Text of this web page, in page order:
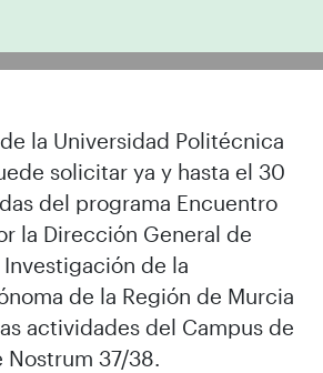
del primer premio al mejor TFG del
año pasado, junto a sus tutores y el
la Universidad Politécnica
solicitar ya y hasta el 30
del programa Encuentro
la Dirección General de
de la
de la Región de Murcia
actividades del Campus de
Nostrum 37/38.